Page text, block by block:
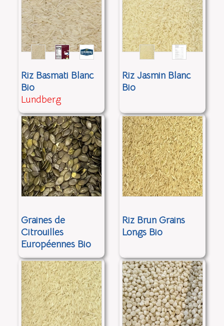
Riz Basmati Blanc
Bio
Lundberg
Riz Jasmin Blanc
Bio
Graines de
Citrouilles
Européennes Bio
Riz Brun Grains
Longs Bio